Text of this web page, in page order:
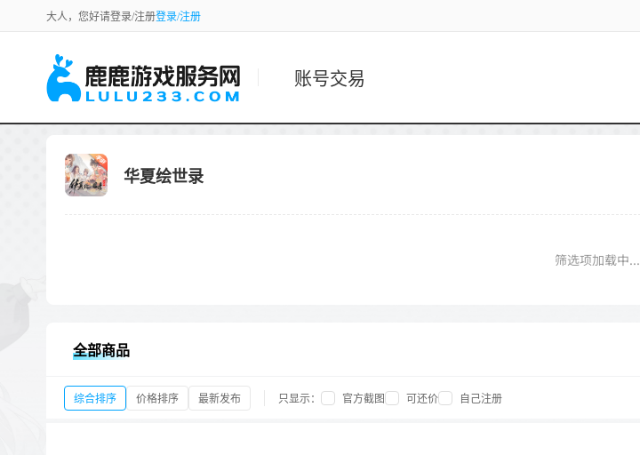
大人，您好请登录/注册登录/注册
账号交易
华夏绘世录
筛选项加载中...
全部商品
综合排序 价格排序 最新发布 只显示： 官方截图 可还价 自己注册